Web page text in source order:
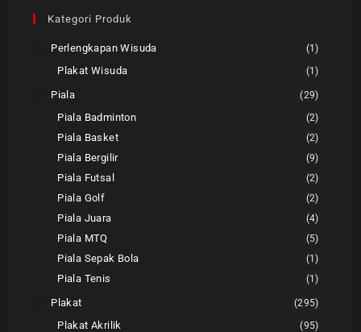
Kategori Produk
Perlengkapan Wisuda (1)
Plakat Wisuda (1)
Piala (29)
Piala Badminton (2)
Piala Basket (2)
Piala Bergilir (9)
Piala Futsal (2)
Piala Golf (2)
Piala Juara (4)
Piala MTQ (5)
Piala Sepak Bola (1)
Piala Tenis (1)
Plakat (295)
Plakat Akrilik (95)